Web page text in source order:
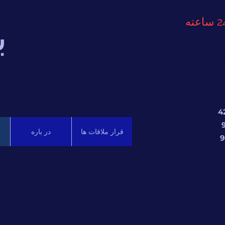
در باره قرار ملاقات ها